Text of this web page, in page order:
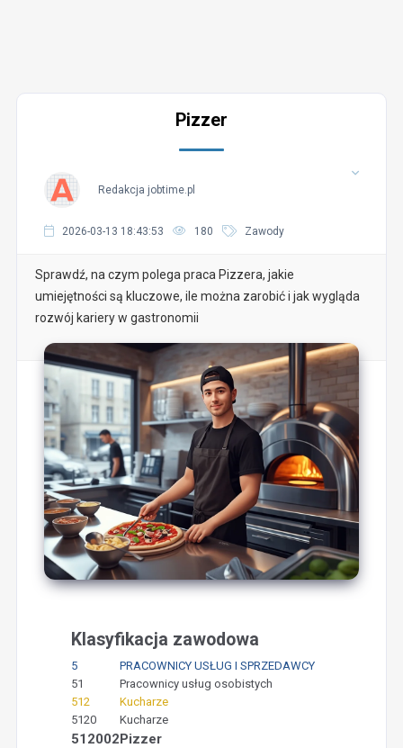
Pizzer
Redakcja jobtime.pl
2026-03-13 18:43:53 180 Zawody
Sprawdź, na czym polega praca Pizzera, jakie
umiejętności są kluczowe, ile można zarobić i jak wygląda
rozwój kariery w gastronomii
Klasyfikacja zawodowa
5
PRACOWNICY USŁUG I SPRZEDAWCY
51
Pracownicy usług osobistych
512
Kucharze
5120
Kucharze
512002Pizzer